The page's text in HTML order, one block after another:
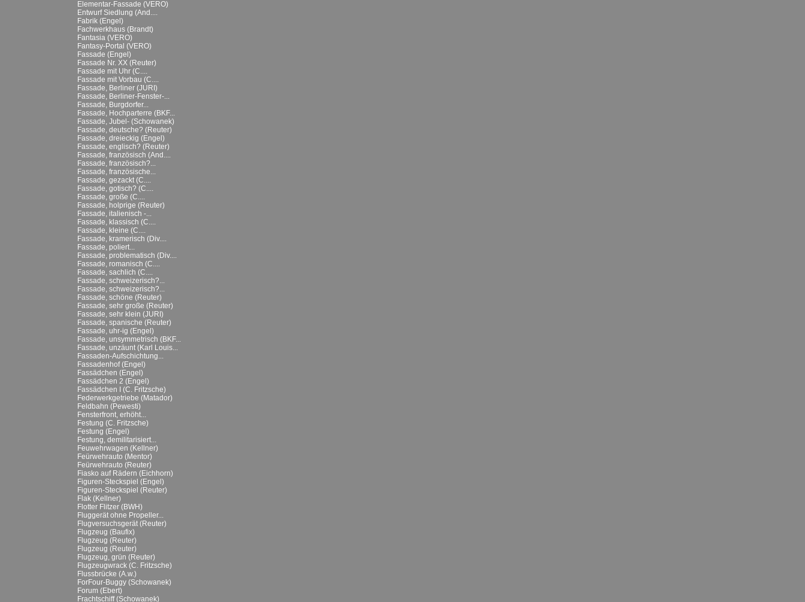
Elementar-Fassade (VERO)
Entwurf Siedlung (And....
Fabrik (Engel)
Fachwerkhaus (Brandt)
Fantasia (VERO)
Fantasy-Portal (VERO)
Fassade (Engel)
Fassade Nr. XX (Reuter)
Fassade mit Uhr (C....
Fassade mit Vorbau (C....
Fassade, Berliner (JURI)
Fassade, Berliner-Fenster-...
Fassade, Burgdorfer...
Fassade, Hochparterre (BKF...
Fassade, Jubel- (Schowanek)
Fassade, deutsche? (Reuter)
Fassade, dreieckig (Engel)
Fassade, englisch? (Reuter)
Fassade, französisch (And....
Fassade, französisch?...
Fassade, französische...
Fassade, gezackt (C....
Fassade, gotisch? (C....
Fassade, große (C....
Fassade, holprige (Reuter)
Fassade, italienisch -...
Fassade, klassisch (C....
Fassade, kleine (C....
Fassade, kramerisch (Div....
Fassade, poliert...
Fassade, problematisch (Div....
Fassade, romanisch (C....
Fassade, sachlich (C....
Fassade, schweizerisch?...
Fassade, schweizerisch?...
Fassade, schöne (Reuter)
Fassade, sehr große (Reuter)
Fassade, sehr klein (JURI)
Fassade, spanische (Reuter)
Fassade, uhr-ig (Engel)
Fassade, unsymmetrisch (BKF...
Fassade, unzäunt (Karl Louis...
Fassaden-Aufschichtung...
Fassadenhof (Engel)
Fassädchen (Engel)
Fassädchen 2 (Engel)
Fassädchen I (C. Fritzsche)
Federwerkgetriebe (Matador)
Feldbahn (Pewesti)
Fensterfront, erhöht...
Festung (C. Fritzsche)
Festung (Engel)
Festung, demilitarisiert...
Feuwehrwagen (Kellner)
Feürwehrauto (Mentor)
Feürwehrauto (Reuter)
Fiasko auf Rädern (Eichhorn)
Figuren-Steckspiel (Engel)
Figuren-Steckspiel (Reuter)
Flak (Kellner)
Flotter Flitzer (BWH)
Fluggerät ohne Propeller...
Flugversuchsgerät (Reuter)
Flugzeug (Baufix)
Flugzeug (Reuter)
Flugzeug (Reuter)
Flugzeug, grün (Reuter)
Flugzeugwrack (C. Fritzsche)
Flussbrücke (A.w.)
ForFour-Buggy (Schowanek)
Forum (Ebert)
Frachtschiff (Schowanek)